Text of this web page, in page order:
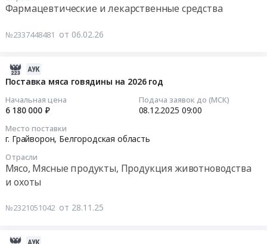
Фармацевтические и лекарственные средства
№2337448481 от 06.02.26
Поставка мяса говядины на 2026 год
Начальная цена
6 180 000 ₽
Подача заявок до (МСК)
08.12.2025 09:00
Место поставки
г. Грайворон, Белгородская область
Отрасли
Мясо, Мясные продукты, Продукция животноводства
и охоты
№2321051042 от 28.11.25